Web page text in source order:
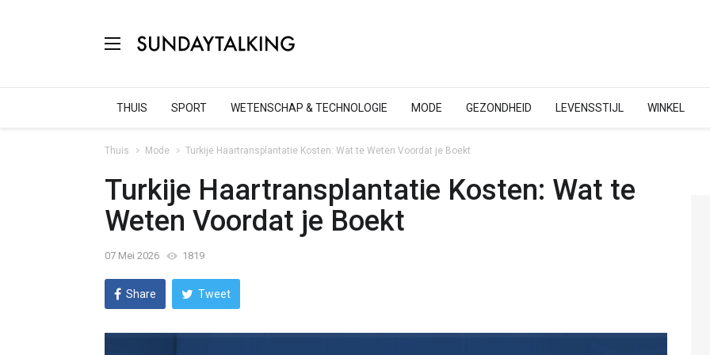
THUIS SPORT WETENSCHAP & TECHNOLOGIE MODE GEZONDHEID LEVENSSTIJL WINKEL
Thuis Mode Turkije Haartransplantatie Kosten: Wat te Weten Voordat je Boekt
Turkije Haartransplantatie Kosten: Wat te
Weten Voordat je Boekt
07 Mei 2026 1819
Share Tweet